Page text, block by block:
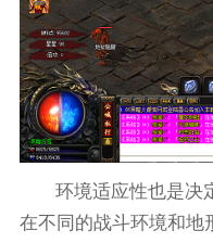
环境适应性也是决
在不同的战斗环境和地